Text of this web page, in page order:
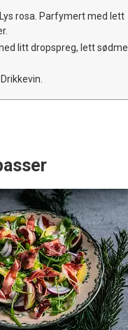
Lys rosa. Parfymert med lett
litt dropspreg, lett sødme
Drikkevin.